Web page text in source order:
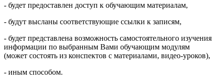
- будет предоставлен доступ к обучающим материалам,
- будут высланы соответствующие ссылки к записям,
- будет представлена возможность самостоятельного изучения
информации по выбранным Вами обучающим модулям
(может состоять из конспектов с материалами, видео-уроков),
- иным способом.